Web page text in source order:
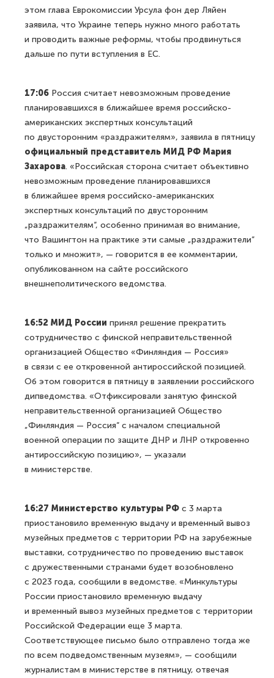
этом глава Еврокомиссии Урсула фон дер Ляйен
заявила, что Украине теперь нужно много работать
и проводить важные реформы, чтобы продвинуться
дальше по пути вступления в ЕС.
17:06 Россия считает невозможным проведение
планировавшихся в ближайшее время российско-
американских экспертных консультаций
по двусторонним «раздражителям», заявила в пятницу
официальный представитель МИД РФ Мария
Захарова. «Российская сторона считает объективно
невозможным проведение планировавшихся
в ближайшее время российско-американских
экспертных консультаций по двусторонним
„раздражителям“, особенно принимая во внимание,
что Вашингтон на практике эти самые „раздражители“
только и множит», — говорится в ее комментарии,
опубликованном на сайте российского
внешнеполитического ведомства.
16:52 МИД России принял решение прекратить
сотрудничество с финской неправительственной
организацией Общество «Финляндия — Россия»
в связи с ее откровенной антироссийской позицией.
Об этом говорится в пятницу в заявлении российского
дипведомства. «Отфиксировали занятую финской
неправительственной организацией Общество
„Финляндия — Россия“ с началом специальной
военной операции по защите ДНР и ЛНР откровенно
антироссийскую позицию», — указали
в министерстве.
16:27 Министерство культуры РФ с 3 марта
приостановило временную выдачу и временный вывоз
музейных предметов с территории РФ на зарубежные
выставки, сотрудничество по проведению выставок
с дружественными странами будет возобновлено
с 2023 года, сообщили в ведомстве. «Минкультуры
России приостановило временную выдачу
и временный вывоз музейных предметов с территории
Российской Федерации еще 3 марта.
Соответствующее письмо было отправлено тогда же
по всем подведомственным музеям», — сообщили
журналистам в министерстве в пятницу, отвечая